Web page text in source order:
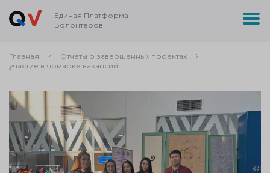
Единая Платформа
Волонтёров
Главная
Отчеты о завершенных проектах
участие в ярмарке вакансий